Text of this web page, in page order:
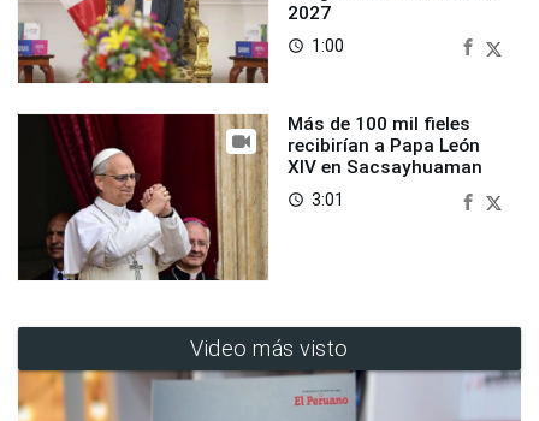
2027
access_time 1:00
Más de 100 mil fieles
recibirían a Papa León
XIV en Sacsayhuaman
access_time 3:01
Video más visto